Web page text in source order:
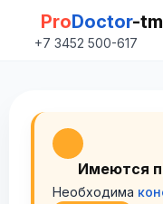
ProDoctor-
+7 3452 500-617
Имеются
Необходима